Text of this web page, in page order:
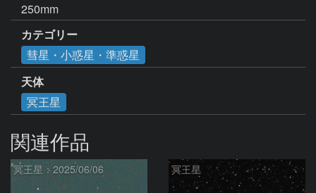
250mm
カテゴリー
彗星・小惑星・準惑星
天体
冥王星
関連作品
冥王星：2025/06/06 冥王星